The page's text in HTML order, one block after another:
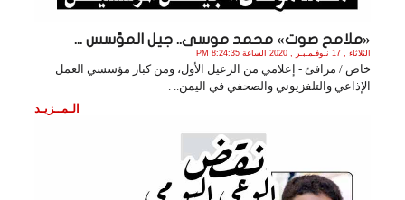
«ملامح صوت» محمد موسى.. جيل المؤسس ...
الثلاثاء , 17 نـوفـمـبـر , 2020 الساعة 8:24:35 PM
خاص / مرافئ - إعلامي من الرعيل الأول، ومن كبار مؤسسي العمل
الإذاعي والتلفزيوني والصحفي في اليمن.. .
الـمــزيـد